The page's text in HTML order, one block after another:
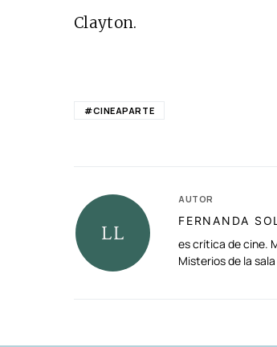
Clayton.
#CINEAPARTE
AUTOR
FERNANDA
es crítica de cine.
Misterios de la